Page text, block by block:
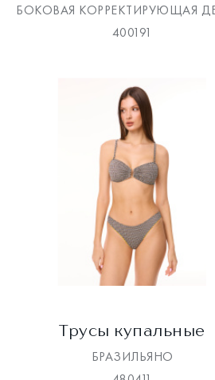
БОКОВАЯ КОРРЕКТИРУЮЩАЯ
400191
Трусы купальные
БРАЗИЛЬЯНО